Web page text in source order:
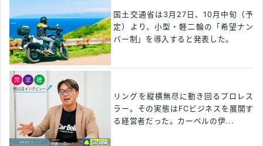
国土交通省は3月27日、10月中旬（予
定）より、小型・軽二輪の「希望ナン
バー制」を導入すると発表した。
リングを縦横無尽に動き回るプロレス
ラー。その実態はFCビジネスを展開す
る経営者だった。カーベルの伊...